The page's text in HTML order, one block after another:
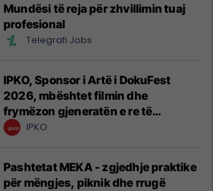
Mundësi të reja për zhvillimin tuaj
profesional
Telegrafi Jobs
IPKO, Sponsor i Artë i DokuFest
2026, mbështet filmin dhe
frymëzon gjeneratën e re të
krijuesve
IPKO
Pashtetat MEKA - zgjedhje praktike
për mëngjes, piknik dhe rrugë